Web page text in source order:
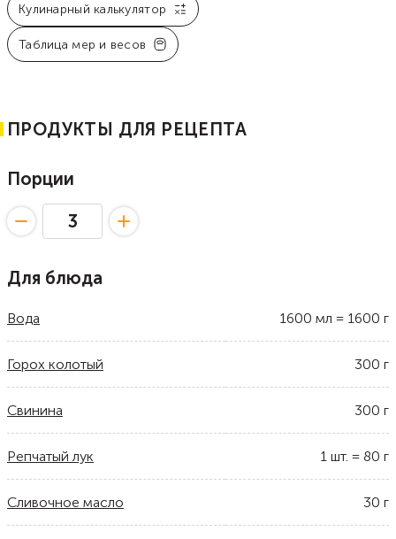
Кулинарный калькулятор
Таблица мер и весов
ПРОДУКТЫ ДЛЯ РЕЦЕПТА
Порции
Для блюда
Вода 1600 мл = 1600 г
Горох колотый 300 г
Свинина 300 г
Репчатый лук 1 шт. = 80 г
Сливочное масло 30 г